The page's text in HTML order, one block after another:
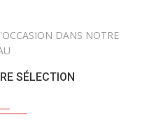
DANS NOTRE
SÉLECTION